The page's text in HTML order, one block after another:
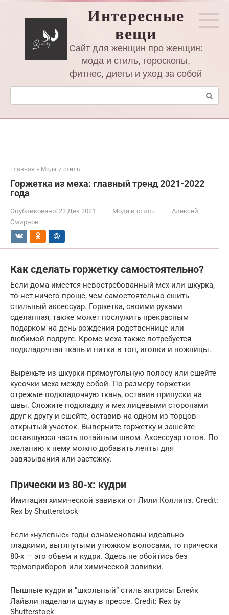
Интересные
вещи
Сайт для женщин про женщин:
мода и стиль, гороскопы,
фитнес, диеты и уход за собой
Поиск:
Главная » Мода и стиль
Горжетка из меха: главный тренд 2021-2022
года
Опубликовано: 23 Дек 2021 Мода и стиль
Алексей
Смирнов
Как сделать горжетку самостоятельно?
Если дома имеется невостребованный мех или шкурка,
то нет ничего проще, чем самостоятельно сшить
стильный аксессуар. Горжетка, своими руками
сделанная, также может послужить прекрасным
подарком на день рождения родственнице или
любимой подруге. Кроме меха также потребуется
подкладочная ткань и нитки в тон, иголки и ножницы.
Вырежьте из шкурки прямоугольную полосу или сшейте
кусочки меха между собой. По размеру горжетки
отрежьте подкладочную ткань, оставив припуски на
швы. Сложите подкладку и мех лицевыми сторонами
друг к другу и сшейте, оставив на одном из торцов
открытый участок. Выверните горжетку и зашейте
оставшуюся часть потайным швом. Аксессуар готов. По
желанию к нему можно добавить ленты для
завязывания или застежку.
Прически из 80-х: кудри
Имитация химической завивки от Лили Коллинз. Credit:
Rex by Shutterstock
Если «нулевые» годы ознаменованы идеально
гладкими, вытянутыми утюжком волосами, то прически
80-х — это объем и кудри. Здесь не обойтись без
термоприборов или химической завивки.
Пышные кудри и “школьный” стиль актрисы Блейк
Лайвли наделали шуму в прессе. Credit: Rex by
Shutterstock